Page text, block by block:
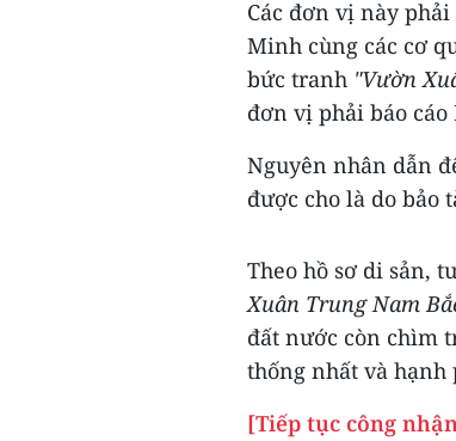
Các đơn vị này
Minh cùng các cơ
bức tranh "Vườn
đơn vị phải báo
Nguyên nhân dẫn
được cho là do bảo
Theo hồ sơ di sản,
Xuân Trung Nam
đất nước còn chìm
thống nhất và hạnh
[Tiếp tục công